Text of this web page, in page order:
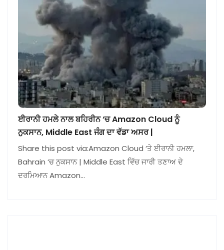
ਈਰਾਨੀ ਹਮਲੇ ਨਾਲ ਬਹਿਰੀਨ ‘ਚ Amazon Cloud ਨੂੰ
ਨੁਕਸਾਨ, Middle East ਜੰਗ ਦਾ ਵੱਡਾ ਅਸਰ |
Share this post via:Amazon Cloud ‘ਤੇ ਈਰਾਨੀ ਹਮਲਾ,
Bahrain ‘ਚ ਨੁਕਸਾਨ | Middle East ਵਿੱਚ ਜਾਰੀ ਤਣਾਅ ਦੇ
ਦਰਮਿਆਨ Amazon…